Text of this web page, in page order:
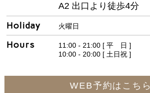
A2 出口より徒歩4分
Holiday 火曜日
Hours
11:00 - 21:00 [ 平 日 ]
10:00 - 20:00 [ 土日祝 ]
WEB予約はこちら